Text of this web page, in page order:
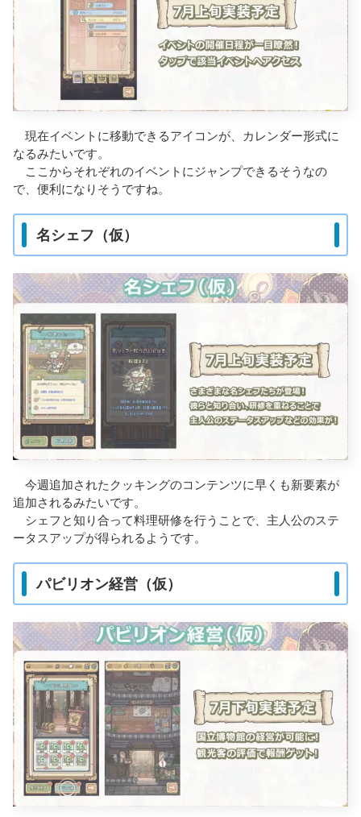
現在イベントに移動できるアイコンが、カレンダー形式に
なるみたいです。
ここからそれぞれのイベントにジャンプできるそうなの
で、便利になりそうですね。
名シェフ（仮）
今週追加されたクッキングのコンテンツに早くも新要素が
追加されるみたいです。
シェフと知り合って料理研修を行うことで、主人公のステ
ータスアップが得られるようです。
パビリオン経営（仮）